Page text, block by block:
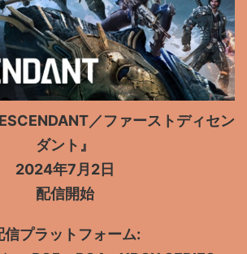
／ファーストディセン
ダント』
2024年7月2日
配信開始
信プラットフォーム: